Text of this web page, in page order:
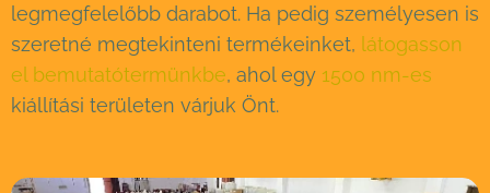
legmegfelelőbb darabot. Ha pedig személyesen is
szeretné megtekinteni termékeinket, látogasson
el bemutatótermünkbe, ahol egy 1500 nm-es
kiállítási területen várjuk Önt.